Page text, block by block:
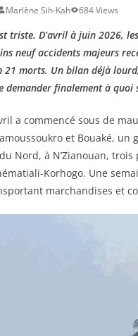
Marlène Sih-Kah 684 Views
triste. D’avril à juin 2026,
neuf accidents majeurs
morts. Un bilan déjà
demander finalement à quoi
a commencé sous de
et Bouaké,
Nord, à N’Zianouan,
Korhogo. Une
marchandises et